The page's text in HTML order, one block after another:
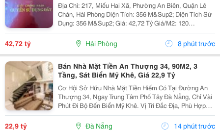
Địa Chỉ: 217, Miếu Hai Xã, Phường An Biên, Quận Lê
Chân, Hải Phòng Diện Tích: 356 M&Sup2; Diện Tích Sử
Dụng: 356 M&Sup2; Giá: 42,72 Tỷ Giá/M2: 120
Triệu/M&Sup2; Số Phòng Ngủ: 2 Phòng Tổng Số Tầng:
11.5 Tổng Số Tầng: 1 Nhà 2 Mặt Iền Vị...
42,72 tỷ Hải Phòng 8 phút trước
Bán Nhà Mặt Tiền An Thượng 34, 90M2, 3
Tầng, Sát Biển Mỹ Khê, Giá 22,9 Tỷ
Cơ Hội Sở Hữu Nhà Mặt Tiền Hiếm Có Tại Đường An
Thượng 34, Ngay Trung Tâm Phố Tây Đà Nẵng, Chỉ Vài
Phút Đi Bộ Đến Biển Mỹ Khê. Vị Trí Đắc Địa, Phù Hợp
Kinh Doanh, Đầu Tư Hoặc An Cư Lâu Dài, Đón Đầu
Tiềm Năng Phát Triển Mạnh Của Du Lịch Biển. Thông...
22,9 tỷ Đà Nẵng 14 phút trước